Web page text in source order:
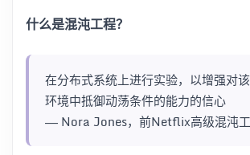
什么是混沌工程？
在分布式系统上进行实验，以增强对
环境中抵御动荡条件的能力的信心
—— Nora Jones，前Netflix高级混沌